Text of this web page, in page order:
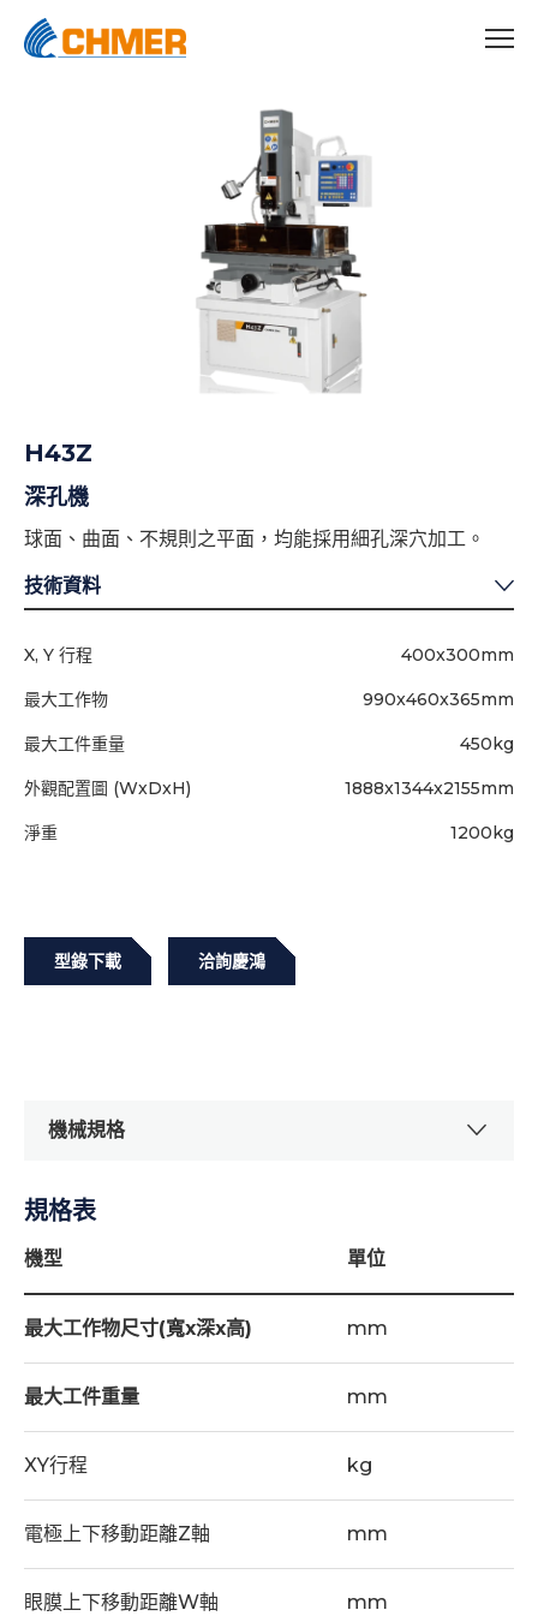
H43Z
深孔機
球面、曲面、不規則之平面，均能採用細孔深穴加工。
技術資料
X, Y 行程
最大工作物
最大工件重量
外觀配置圖 (WxDxH)
淨重
400x300mm
990x460x365mm
450kg
1888x1344x2155mm
1200kg
型錄下載 洽詢慶鴻
機械規格
規格表
機型 單位
最大工作物尺寸(寬x深x高) mm
最大工件重量 mm
XY行程 kg
電極上下移動距離Z軸 mm
眼膜上下移動距離W軸 mm
標準配件
不鏽鋼水箱-60L+PUMP - 1
工具箱 - 1
X、Y軸光學尺-5μm - 1
電極眼模-ø1.0mm - 1
精密型電極旋轉主軸 - 1
眼模校正棒-ø6mm + ø3mm - 1